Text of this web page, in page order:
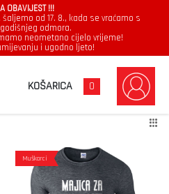
OBAVIJEST !!!
od 17. 8., kada se vraćamo s
odmora.
neometano cijelo vrijeme!
i ugodno ljeto!
KOŠARICA 0
2 rezultataPoredano
Muškarci